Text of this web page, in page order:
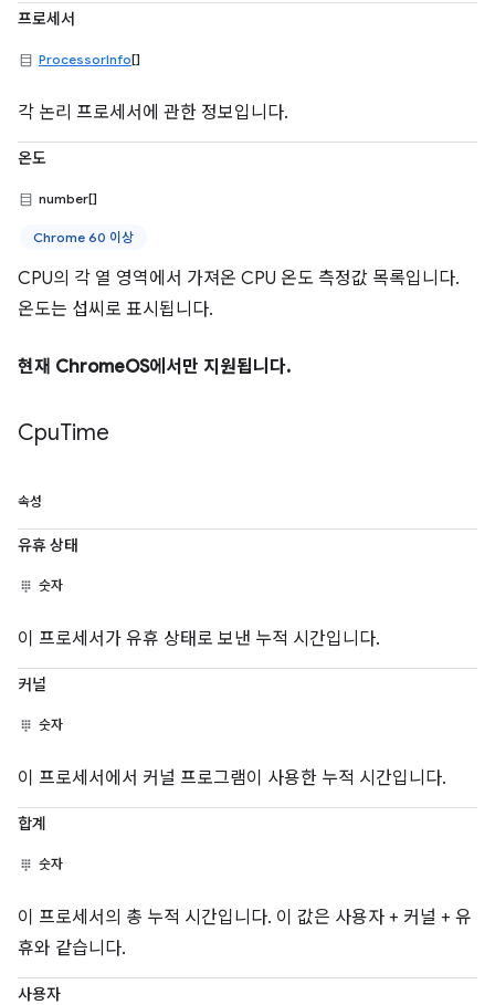
프로세서
ProcessorInfo[]
각 논리 프로세서에 관한 정보입니다.
온도
number[]
Chrome 60 이상
CPU의 각 열 영역에서 가져온 CPU 온도 측정값 목록입니다.
온도는 섭씨로 표시됩니다.
현재 ChromeOS에서만 지원됩니다.
CpuTime
속성
유휴 상태
숫자
이 프로세서가 유휴 상태로 보낸 누적 시간입니다.
커널
숫자
이 프로세서에서 커널 프로그램이 사용한 누적 시간입니다.
합계
숫자
이 프로세서의 총 누적 시간입니다. 이 값은 사용자 + 커널 + 유
휴와 같습니다.
사용자